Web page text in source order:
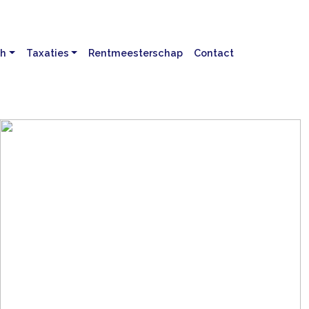
Taxaties Rentmeesterschap Contact